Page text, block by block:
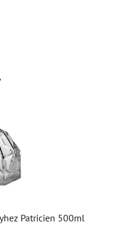
Patricien 500ml